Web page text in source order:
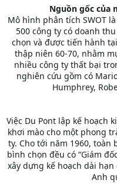
Nguồn gốc của
Mô hình phân tích SWOT
500 công ty có doanh
chọn và được tiến hành
thập niên 60-70, nhằm
nhiều công ty thất bại
nghiên cứu gồm có
Humphrey,
Việc Du Pont lập kế hoạch
khơi mào cho một phong
ty. Cho tới năm 1960, toàn
bình chọn đều có “Giám
xây dựng kế hoạch dài
Anh